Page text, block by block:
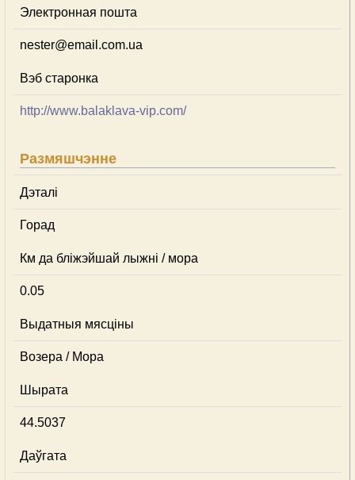
Электронная пошта
nester@email.com.ua
Вэб старонка
http://www.balaklava-vip.com/
Размяшчэнне
Дэталі
Горад
Км да бліжэйшай лыжні / мора
0.05
Выдатныя мясціны
Возера / Мора
Шырата
44.5037
Даўгата